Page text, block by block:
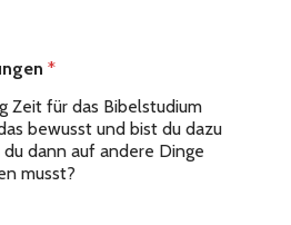
*
Zeit für das Bibelstudium
bewusst und bist du dazu
dann auf andere Dinge
musst?